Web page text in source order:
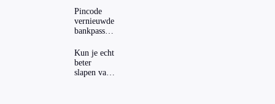
regels in
Nederland
en het
buitenland
Pincode
vernieuwde
bankpassen
ING-app:
is dat wel
veilig?
Kun je echt
beter
slapen van